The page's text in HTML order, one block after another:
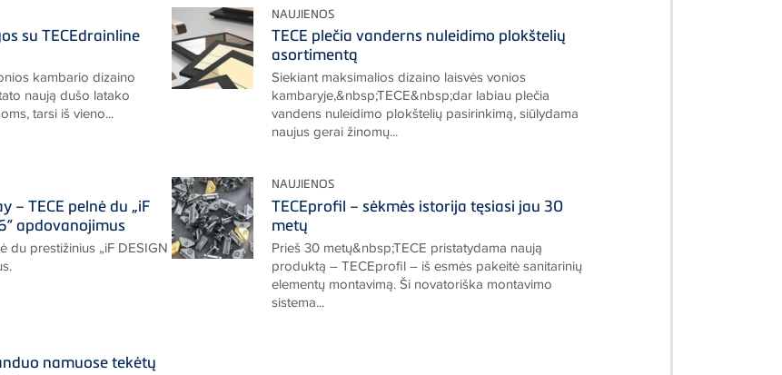
su TECEdrainline
kambario dizaino
naują dušo latako
tarsi iš vieno...
NAUJIENOS
TECE plečia vanderns nuleidimo plokštelių
asortimentą
Siekiant maksimalios dizaino laisvės vonios
kambaryje,&nbsp;TECE&nbsp;dar labiau plečia
vandens nuleidimo plokštelių pasirinkimą, siūlydama
naujus gerai žinomų...
– TECE pelnė du „iF
apdovanojimus
du prestižinius „iF DESIGN
NAUJIENOS
TECEprofil – sėkmės istorija tęsiasi jau 30
metų
Prieš 30 metų&nbsp;TECE pristatydama naują
produktą – TECEprofil – iš esmės pakeitė sanitarinių
elementų montavimą. Ši novatoriška montavimo
sistema...
namuose tekėtų